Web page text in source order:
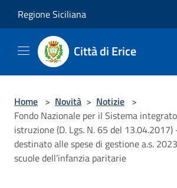
Regione Siciliana
Città di Erice
Home > Novità > Notizie >
Fondo Nazionale per il Sistema
istruzione (D. Lgs. N. 65 del
destinato alle spese di gestione a.s.
scuole dell’infanzia paritarie